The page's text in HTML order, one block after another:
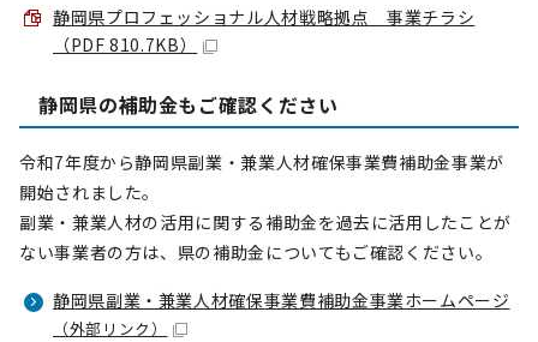
静岡県プロフェッショナル人材戦略拠点 事業チラシ
（PDF 810.7KB）
静岡県の補助金もご確認ください
令和7年度から静岡県副業・兼業人材確保事業費補助金事業が
開始されました。
副業・兼業人材の活用に関する補助金を過去に活用したことが
ない事業者の方は、県の補助金についてもご確認ください。
静岡県副業・兼業人材確保事業費補助金事業ホームページ
（外部リンク）